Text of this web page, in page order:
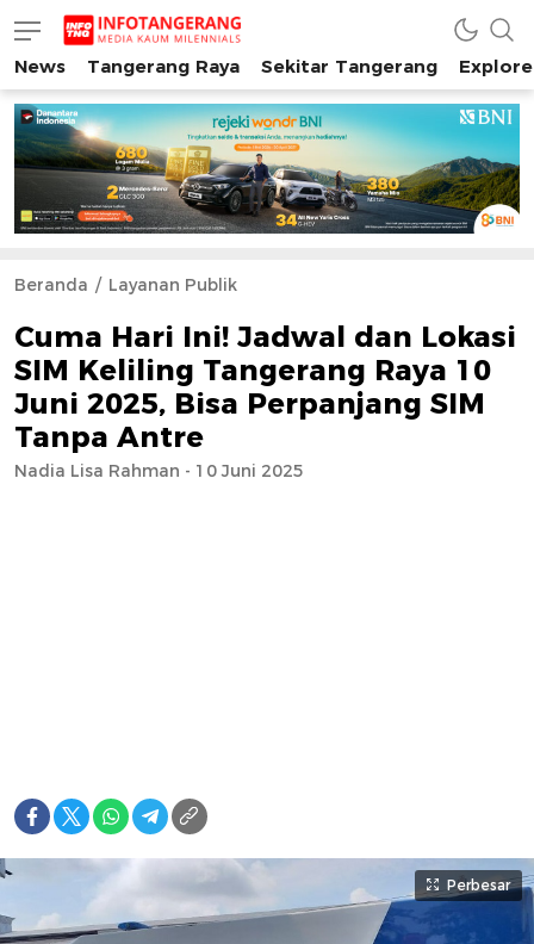
INFO TANGERANG
Media Kaum Millenials Tangerang Raya
News Tangerang Raya Sekitar Tangerang
Beranda Layanan Publik
Cuma Hari Ini! Jadwal dan Lokasi
SIM Keliling Tangerang Raya 10
Juni 2025, Bisa Perpanjang SIM
Tanpa Antre
Nadia Lisa Rahman - 10 Juni 2025
Perbesar